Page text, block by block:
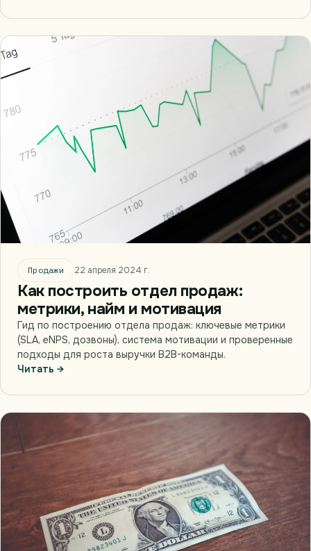
Продажи 22 апреля 2024 г.
Как построить отдел продаж:
метрики, найм и мотивация
Гид по построению отдела продаж: ключевые метрики
(SLA, eNPS, дозвоны), система мотивации и проверенные
подходы для роста выручки B2B-команды.
Читать →